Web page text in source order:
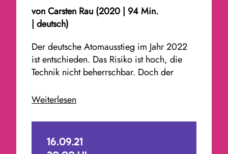
von Carsten Rau (2020 | 94 Min.
| deutsch)
Der deutsche Atomausstieg im Jahr 2022
ist entschieden. Das Risiko ist hoch, die
Technik nicht beherrschbar. Doch der
den zigtausenden Tonnen radioaktiven
Kraftwerk zurückgebaut werden? Wie
damit umgehen, dass unsere europäischen
Nachbarn weiter auf die Kernenergie
Weiterlesen
16.09.21